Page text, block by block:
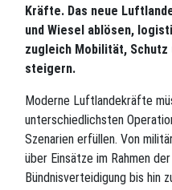
Kräfte. Das neue
und Wiesel ablösen,
zugleich Mobilität,
steigern.
Moderne Luftlandekräfte
unterschiedlichsten
Szenarien erfüllen. Von
über Einsätze im Rahmen
Bündnisverteidigung bis hin